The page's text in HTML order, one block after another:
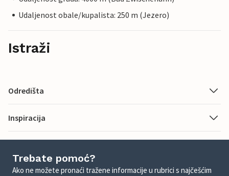
Udaljenost obale/kupalista: 250 m (Jezero)
Istraži
Odredišta
Inspiracija
Trebate pomoć?
Ako ne možete pronaći tražene informacije u rubrici s najčešćim